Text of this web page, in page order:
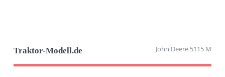
Traktor-Modell.de John Deere 5115 M